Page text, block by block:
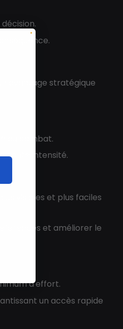
avantage stratégique
au combat.
haute intensité.
visibles et plus faciles
et améliorer le
d'effort.
un accès rapide